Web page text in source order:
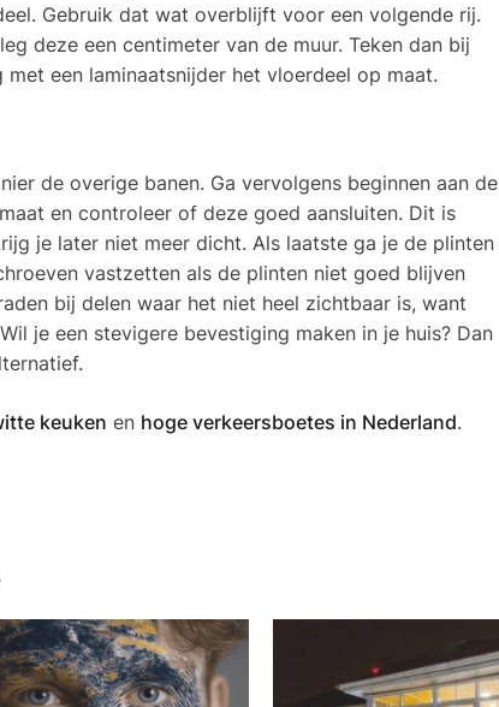
Gebruik dat wat overblijft voor een volgende rij.
deze een centimeter van de muur. Teken dan bij
een laminaatsnijder het vloerdeel op maat.
de overige banen. Ga vervolgens beginnen aan de
en controleer of deze goed aansluiten. Dit is
je later niet meer dicht. Als laatste ga je de plinten
vastzetten als de plinten niet goed blijven
bij delen waar het niet heel zichtbaar is, want
je een stevigere bevestiging maken in je huis? Dan
keuken en hoge verkeersboetes in Nederland.